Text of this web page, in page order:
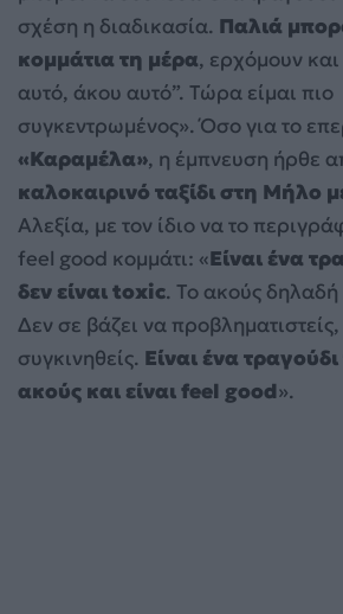
σχέση η διαδικασία. Παλιά
κομμάτια τη μέρα, ερχόμουν
αυτό, άκου αυτό”. Τώρα είμαι πιο
συγκεντρωμένος». Όσο για το
«Καραμέλα», η έμπνευση ήρθε
καλοκαιρινό ταξίδι στη Μήλο
Αλεξία, με τον ίδιο να το
feel good κομμάτι: «Είναι ένα
δεν είναι toxic. Το ακούς
Δεν σε βάζει να
συγκινηθείς. Είναι ένα
ακούς και είναι feel good».